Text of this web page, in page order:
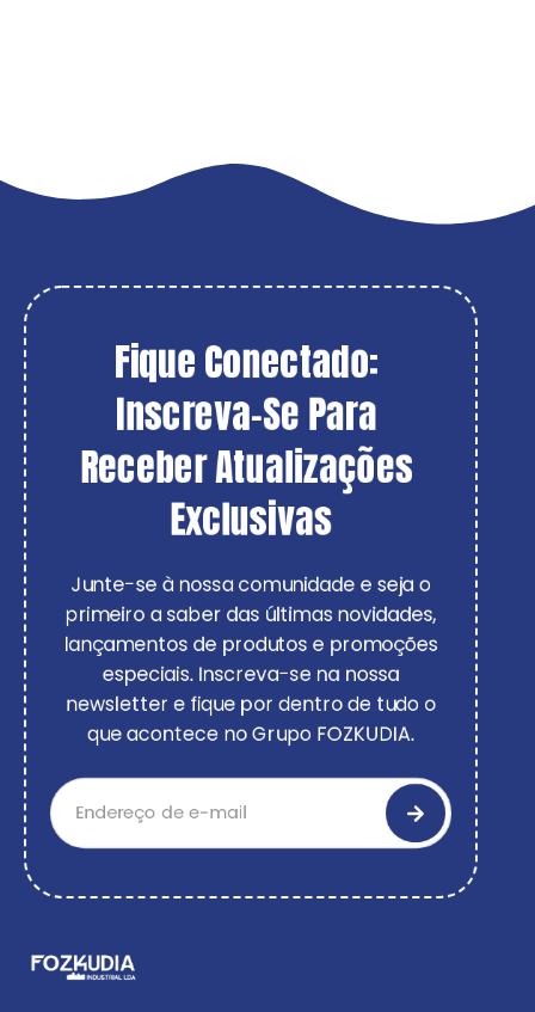
Fique Conectado:
Inscreva-Se Para
Receber Atualizações
Exclusivas
Junte-se à nossa comunidade e seja o
primeiro a saber das últimas novidades,
lançamentos de produtos e promoções
especiais. Inscreva-se na nossa
newsletter e fique por dentro de tudo o
que acontece no Grupo FOZKUDIA.